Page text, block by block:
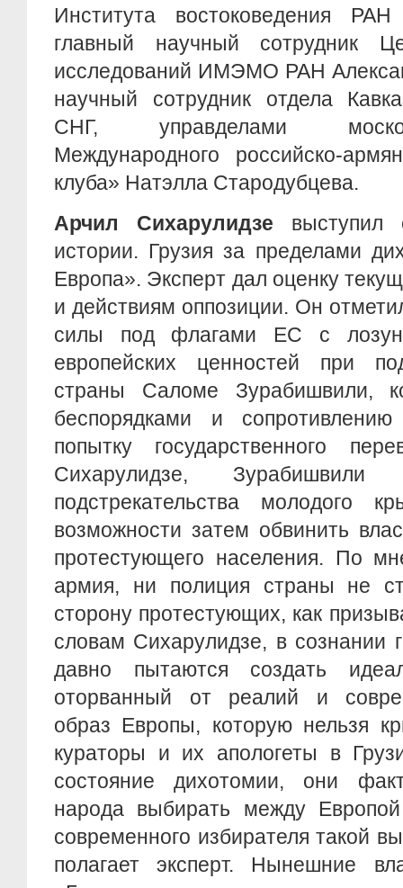
Института востоковедения
главный научный сотрудник
исследований ИМЭМО РАН
научный сотрудник отдела
СНГ, управделами
Международного российско-
клуба» Натэлла Стародубцева.
Арчил Сихарулидзе выступил
истории. Грузия за пределами
Европа». Эксперт дал оценку
и действиям оппозиции. Он
силы под флагами ЕС с
европейских ценностей при
страны Саломе Зурабишвили,
беспорядками и
попытку государственного
Сихарулидзе, Зурабишвили
подстрекательства молодого
возможности затем обвинить
протестующего населения. По
армия, ни полиция страны не
сторону протестующих, как
словам Сихарулидзе, в сознании
давно пытаются создать
оторванный от реалий и
образ Европы, которую нельзя
кураторы и их апологеты в
состояние дихотомии, они
народа выбирать между
современного избирателя такой
полагает эксперт. Нынешние